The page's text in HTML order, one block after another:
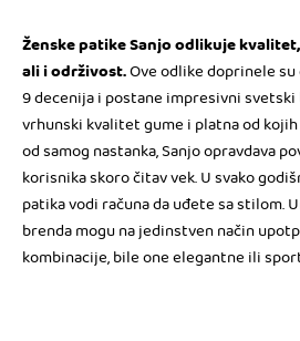
Ženske patike Sanjo odlikuje
ali i održivost.Ove odlike doprinele
9 decenija i postane impresivni svetski
vrhunski kvalitet gume i platna od
od samog nastanka, Sanjo opravdava
korisnika skoro čitav vek. U svako
patika vodi računa da uđete sa stilom.
brenda mogu na jedinstven način
kombinacije, bile one elegantne ili